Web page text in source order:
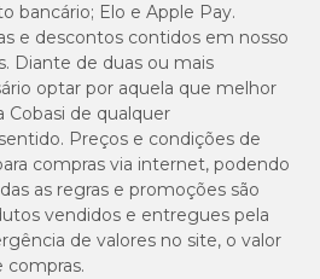
bancário; Elo e Apple Pay.
e descontos contidos em nosso
Diante de duas ou mais
optar por aquela que melhor
Cobasi de qualquer
Preços e condições de
compras via internet, podendo
as regras e promoções são
vendidos e entregues pela
de valores no site, o valor
compras.